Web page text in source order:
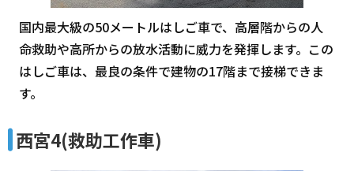
国内最大級の50メートルはしご車で、高層階からの人
命救助や高所からの放水活動に威力を発揮します。この
はしご車は、最良の条件で建物の17階まで接梯できま
す。
西宮4(救助工作車)